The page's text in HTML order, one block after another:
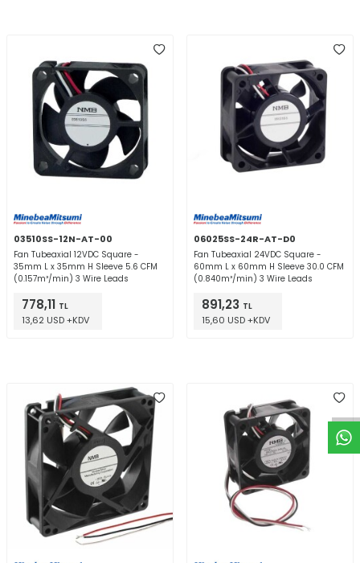
W
h
t
a
p
p
D
e
s
e
H
a
t
t
03510SS-12N-AT-00
Fan Tubeaxial 12VDC Square -
35mm L x 35mm H Sleeve 5.6 CFM
(0.157m³/min) 3 Wire Leads
778,11 TL
13,62 USD +KDV
06025SS-24R-AT-D0
Fan Tubeaxial 24VDC Square -
60mm L x 60mm H Sleeve 30.0 CFM
(0.840m³/min) 3 Wire Leads
891,23 TL
15,60 USD +KDV